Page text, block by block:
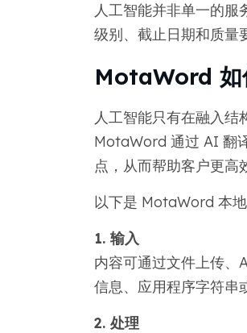
人工智能并非单一的
级别、截止日期和质量
MotaWord 如
人工智能只有在融入结
MotaWord 通过 AI 翻
点，从而帮助客户更高
以下是 MotaWord 本
1. 输入
内容可通过文件上传、
信息、应用程序字符串
2. 处理